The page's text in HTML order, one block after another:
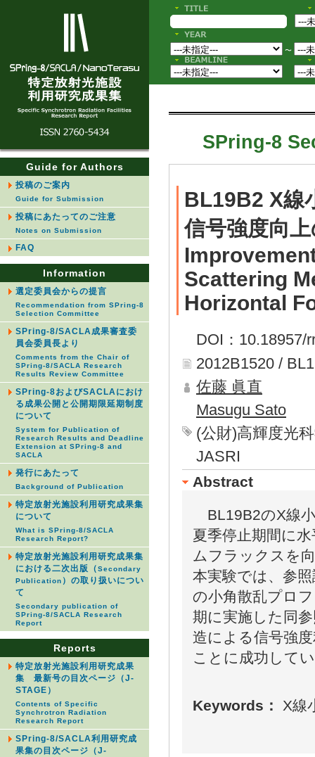
Guide for Authors
投稿のご案内
Guide for Submission
投稿にあたってのご注意
Notes on Submission
FAQ
Information
選定委員会からの提言
Recommendation from SPring-8
Selection Committee
SPring-8/SACLA成果審査委
員会委員長より
Comments from the Chair of
SPring-8/SACLA Research
Results Review Committee
SPring-8およびSACLAにおけ
る成果公開と公開期限延期制度
について
System for Publication of
Research Results and Deadline
Extension at SPring-8 and
SACLA
発行にあたって
Background of Publication
特定放射光施設利用研究成果集
について
What is SPring-8/SACLA
Research Report?
特定放射光施設利用研究成果集
における二次出版（Secondary
Publication ）の取り扱いについ
て
Secondary publication of
SPring-8/SACLA Research
Report
Reports
特定放射光施設利用研究成果
集 最新号の目次ページ（J-
STAGE）
Contents of Specific
Synchrotron Radiation
Research Report
SPring-8/SACLA利用研究成
果集の目次ページ（J-
〜
SPring-8
BL19B2 X線
信号強度向
Scattering
Horizontal
DOI：10.18957/
2012B1520 /
佐藤 眞直
Masugu Sato
(公財)高輝度光
JASRI
Abstract
BL19B2のX線
夏季停止期間に
ムフラックスを
本実験では、参
の小角散乱プロ
期に実施した同
造による信号強
ことに成功して
Keywords： X線